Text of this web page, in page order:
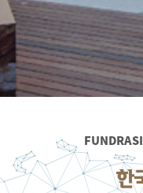
한